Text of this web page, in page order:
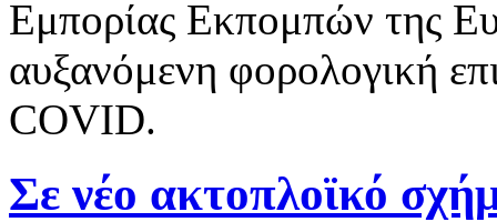
Εμπορίας Εκπομπών της
αυξανόμενη φορολογική
COVID.
Σε νέο ακτοπλοϊκό